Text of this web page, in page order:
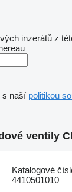
inzerátů z
s naší politikou
ventily
Katalogové
4410501010